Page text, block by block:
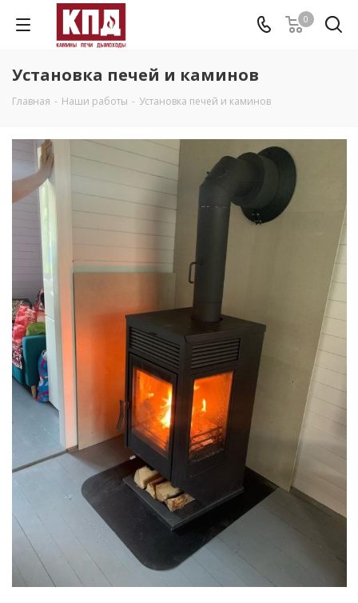
0
Установка печей и каминов
Главная - Наши работы - Установка печей и каминов
Смотреть проект